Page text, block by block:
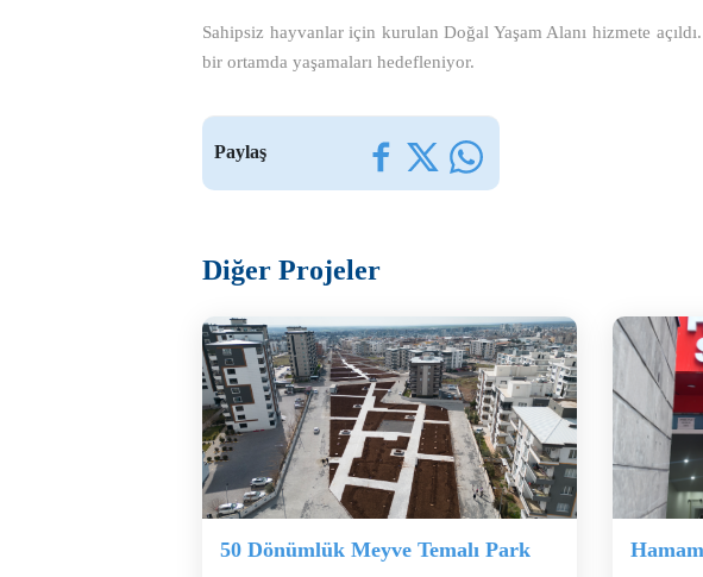
Sahipsiz hayvanlar için kurulan Doğal Yaşam Alanı hizmete
bir ortamda yaşamaları hedefleniyor.
Paylaş
Diğer Projeler
50 Dönümlük Meyve Temalı Park